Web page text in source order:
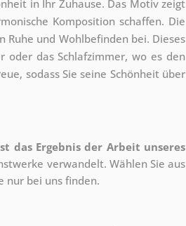
in Ihr Zuhause. Das Motiv zeigt
Komposition schaffen. Die
und Wohlbefinden bei. Dieses
oder das Schlafzimmer, wo es den
sodass Sie seine Schönheit über
das Ergebnis der Arbeit unseres
verwandelt. Wählen Sie aus
nur bei uns finden.